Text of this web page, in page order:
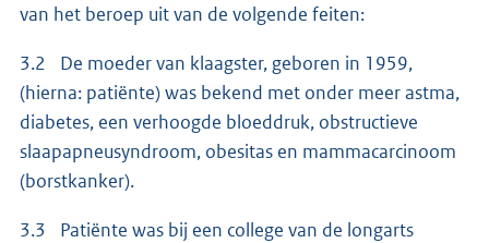
van het beroep uit van de volgende feiten:
3.2 De moeder van klaagster, geboren in 1959,
(hierna: patiënte) was bekend met onder meer astma,
diabetes, een verhoogde bloeddruk, obstructieve
slaapapneusyndroom, obesitas en mammacarcinoom
(borstkanker).
3.3 Patiënte was bij een college van de longarts